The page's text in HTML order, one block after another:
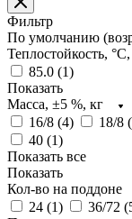
Фильтр
По умолчанию
Теплостойкость,
85.0 (1)
Показать
Масса, ±5 %, кг
16/8 (4) 18/8 (
40 (1)
Показать все
Показать
Кол-во на поддоне
24 (1) 36/72 (